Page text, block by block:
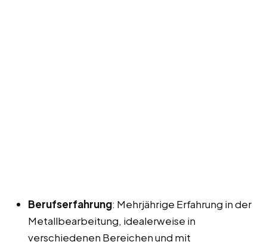
Berufserfahrung: Mehrjährige Erfahrung in der
Metallbearbeitung, idealerweise in
verschiedenen Bereichen und mit